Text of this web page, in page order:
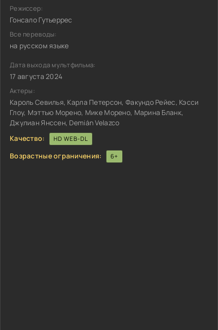
Режиссер:
Гонсало Гутьеррес
Все переводы:
на русском языке
Дата выхода мультфильма:
17 августа 2024
Актеры:
Кароль Севилья, Карла Петерсон, Факундо Рейес, Кэсси
Глоу, Мэттью Морено, Мике Морено, Марина Бланк,
Джулиан Янссен, Demián Velazco
Качество:
HD WEB-DL
Возрастные ограничения: 6+